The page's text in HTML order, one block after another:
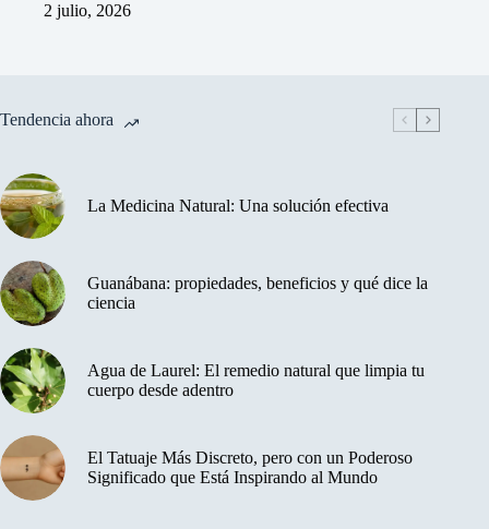
2 julio, 2026
Tendencia ahora
La Medicina Natural: Una solución efectiva
Guanábana: propiedades, beneficios y qué dice la
ciencia
Agua de Laurel: El remedio natural que limpia tu
cuerpo desde adentro
El Tatuaje Más Discreto, pero con un Poderoso
Significado que Está Inspirando al Mundo